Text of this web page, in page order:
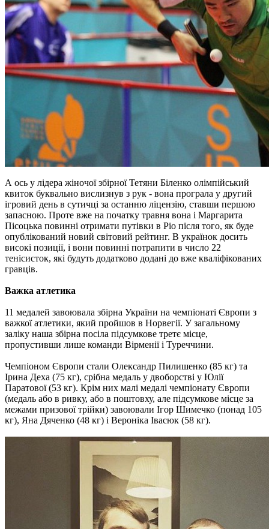
А ось у лідера жіночої збірної Тетяни Біленко олімпійський
квиток буквально вислизнув з рук - вона програла у другий
ігровий день в сутичці за останню ліцензію, ставши першою
запасною. Проте вже на початку травня вона і Маргарита
Пісоцька повинні отримати путівки в Ріо після того, як буде
опублікований новий світовий рейтинг. В українок досить
високі позиції, і вони повинні потрапити в число 22
тенісисток, які будуть додатково додані до вже кваліфікованих
гравців.
Важка атлетика
11 медалей завоювала збірна України на чемпіонаті Європи з
важкої атлетики, який пройшов в Норвегії. У загальному
заліку наша збірна посіла підсумкове третє місце,
пропустивши лише команди Вірменії і Туреччини.
Чемпіоном Європи стали Олександр Пилишенко (85 кг) та
Ірина Деха (75 кг), срібна медаль у двоборстві у Юлії
Паратової (53 кг). Крім них малі медалі чемпіонату Європи
(медаль або в ривку, або в поштовху, але підсумкове місце за
межами призової трійки) завоювали Ігор Шимечко (понад 105
кг), Яна Дяченко (48 кг) і Вероніка Івасюк (58 кг).